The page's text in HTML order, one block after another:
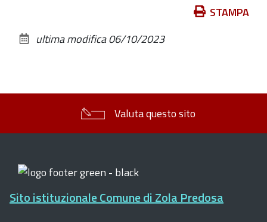
documento
STAMPA
ultima modifica06/10/2023
Valuta questo sito
Sito istituzionale Comune di Zola Predosa